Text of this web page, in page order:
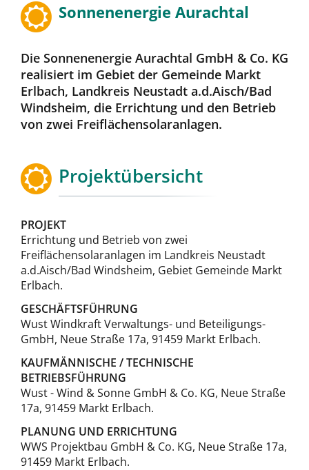
Sonnenenergie Aurachtal
Die Sonnenenergie Aurachtal GmbH & Co. KG
realisiert im Gebiet der Gemeinde Markt
Erlbach, Landkreis Neustadt a.d.Aisch/Bad
Windsheim, die Errichtung und den Betrieb
von zwei Freiflächensolaranlagen.
Projektübersicht
PROJEKT
Errichtung und Betrieb von zwei
Freiflächensolaranlagen im Landkreis Neustadt
a.d.Aisch/Bad Windsheim, Gebiet Gemeinde Markt
Erlbach.
GESCHÄFTSFÜHRUNG
Wust Windkraft Verwaltungs- und Beteiligungs-
GmbH, Neue Straße 17a, 91459 Markt Erlbach.
KAUFMÄNNISCHE / TECHNISCHE
BETRIEBSFÜHRUNG
Wust - Wind & Sonne GmbH & Co. KG, Neue Straße
17a, 91459 Markt Erlbach.
PLANUNG UND ERRICHTUNG
WWS Projektbau GmbH & Co. KG, Neue Straße 17a,
91459 Markt Erlbach.